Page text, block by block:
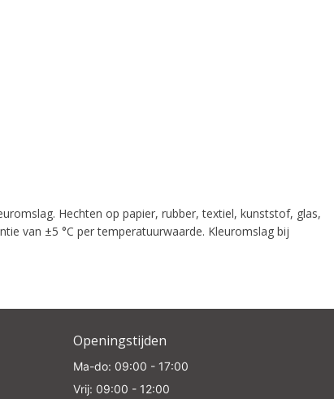
Hechten op papier, rubber, textiel, kunststof, glas,
van ±5 °C per temperatuurwaarde. Kleuromslag bij
Openingstijden
Ma-do: 09:00 - 17:00
Vrij: 09:00 - 12:00